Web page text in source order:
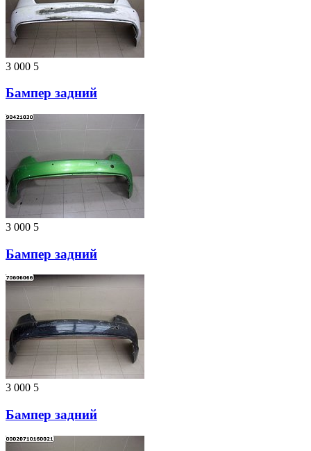
3 000 5
Бампер задний
3 000 5
Бампер задний
3 000 5
Бампер задний